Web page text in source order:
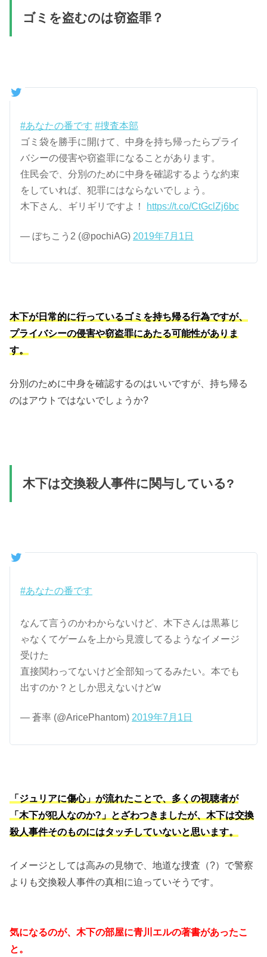
ゴミを盗むのは窃盗罪？
#あなたの番です #捜査本部
ゴミ袋を勝手に開けて、中身を持ち帰ったらプライ
バシーの侵害や窃盗罪になることがあります。
住民会で、分別のために中身を確認するような約束
をしていれば、犯罪にはならないでしょう。
木下さん、ギリギリですよ！
https://t.co/CtGclZj6bc
— ぼちこう2 (@pochiAG) 2019年7月1日
木下が日常的に行っているゴミを持ち帰る行為ですが、
プライバシーの侵害や窃盗罪にあたる可能性がありま
す。
分別のために中身を確認するのはいいですが、持ち帰る
のはアウトではないでしょうか?
木下は交換殺人事件に関与している?
#あなたの番です
なんて言うのかわからないけど、木下さんは黒幕じ
ゃなくてゲームを上から見渡してるようなイメージ
受けた
直接関わってないけど全部知ってるみたい。本でも
出すのか？としか思えないけどw
— 蒼率 (@AricePhantom) 2019年7月1日
「ジュリアに傷心」が流れたことで、多くの視聴者が
「木下が犯人なのか?」とざわつきましたが、木下は交換
殺人事件そのものにはタッチしていないと思います。
イメージとしては高みの見物で、地道な捜査（?）で警察
よりも交換殺人事件の真相に迫っていそうです。
気になるのが、木下の部屋に青川エルの著書があったこ
と。